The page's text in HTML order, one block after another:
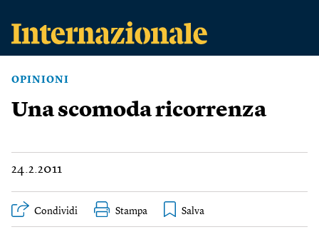
OPINIONI
Una scomoda ricorrenza
24.2.2011
Condividi Stampa